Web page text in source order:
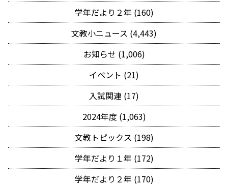
学年だより２年 (160)
文教小ニュース (4,443)
お知らせ (1,006)
イベント (21)
入試関連 (17)
2024年度 (1,063)
文教トピックス (198)
学年だより１年 (172)
学年だより２年 (170)